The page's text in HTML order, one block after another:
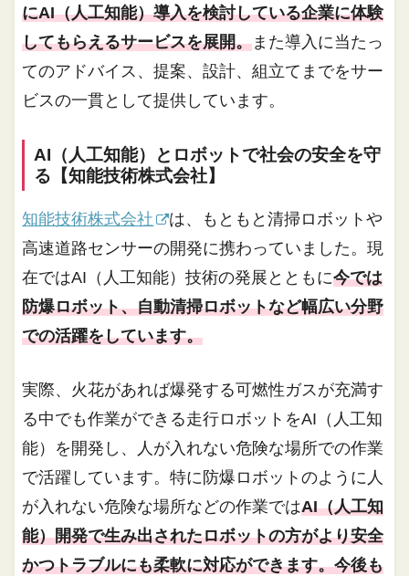
にAI（人工知能）導入を検討している企業に体験
してもらえるサービスを展開。 また導入に当たっ
てのアドバイス、提案、設計、組立てまでをサー
ビスの一貫として提供しています。
AI（人工知能）とロボットで社会の安全を守
る【知能技術株式会社】
知能技術株式会社
は、もともと清掃ロボットや
高速道路センサーの開発に携わっていました。現
在ではAI（人工知能）技術の発展とともに今では
防爆ロボット、自動清掃ロボットなど幅広い分野
での活躍をしています。
実際、火花があれば爆発する可燃性ガスが充満す
る中でも作業ができる走行ロボットをAI（人工知
能）を開発し、人が入れない危険な場所での作業
で活躍しています。特に防爆ロボットのように人
が入れない危険な場所などの作業ではAI（人工知
能）開発で生み出されたロボットの方がより安全
かつトラブルにも柔軟に対応ができます。今後も